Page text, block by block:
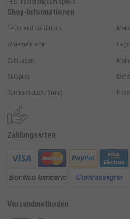
PEC: bastefsrl@lamiapec.it
Zahlungsarten
Versandmethoden
Shop-Informationen
Terms and conditions
Widerrufsrecht
Zahlungen
Shipping
Datenschutzerklärung
Login